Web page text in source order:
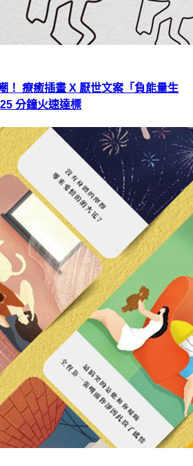
！ 療癒插畫 X 厭世文案「負能量生
分鐘火速達標